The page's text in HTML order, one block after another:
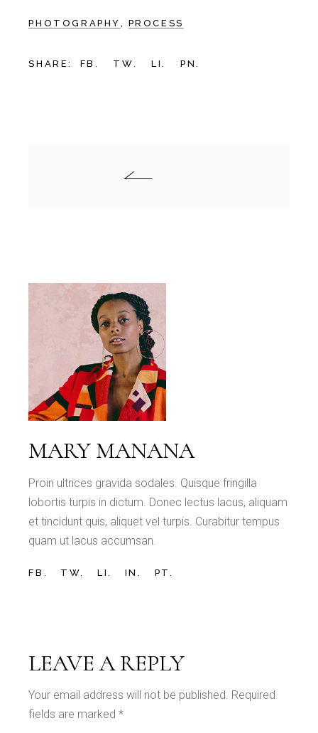
PHOTOGRAPHY PROCESS
SHARE: FB. TW. LI. PN.
MARY MANANA
Proin ultrices gravida sodales. Quisque fringilla
lobortis turpis in dictum. Donec lectus lacus, aliquam
et tincidunt quis, aliquet vel turpis. Curabitur tempus
quam ut lacus accumsan.
FB. TW. LI. IN. PT.
LEAVE A REPLY
Your email address will not be published. Required
fields are marked*